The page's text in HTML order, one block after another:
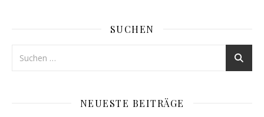
SUCHEN
NEUESTE BEITRÄGE